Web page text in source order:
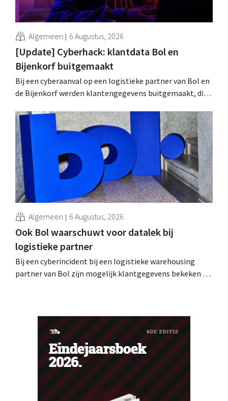
Algemeen 6 Augustus, 2026
[Update] Cyberhack: klantdata Bol en
Bijenkorf buitgemaakt
Bij een cyberaanval op een logistieke partner van Bol en
de Bijenkorf werden klantengegevens buitgemaakt, die
De retailers roepen klanten op alert te zijn voor
phishing.
Algemeen 6 Augustus, 2026
Ook Bol waarschuwt voor datalek bij
logistieke partner
Bij een cyberincident bij een logistieke warehousing
partner van Bol zijn mogelijk klantgegevens bekeken of